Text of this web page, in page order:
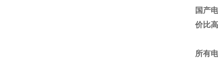
国产
价比
所有